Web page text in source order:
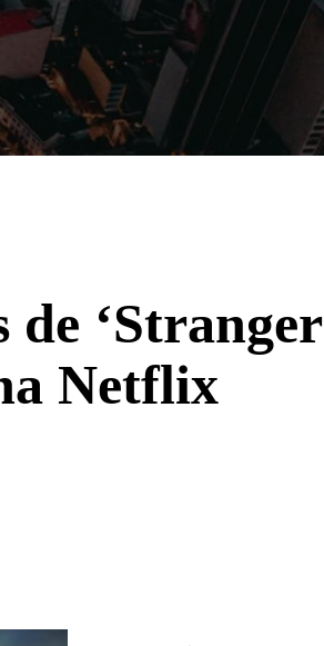
Séries Música Gênero
de ‘Stranger
Netflix